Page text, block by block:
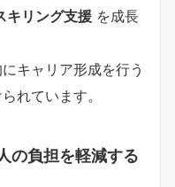
キリング支援 を成長
キャリア形成を行う
れています。
の負担を軽減する